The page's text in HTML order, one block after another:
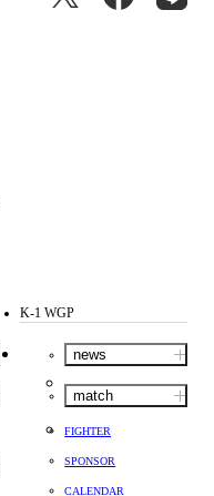
K-1 WGP
news
match
FIGHTER
SPONSOR
CALENDAR